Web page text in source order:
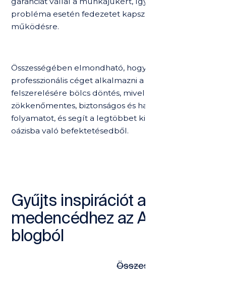
probléma esetén fedezetet kapsz a gondtalan
működésre.
Összességében elmondható, hogy egy
professzionális céget alkalmazni a medence
felszerelésére bölcs döntés, mivel ez biztosítja a
zökkenőmentes, biztonságos és hatékony telepítési
folyamatot, és segít a legtöbbet kihozni a háztáji
oázisba való befektetésedből.
Gyűjts inspirációt a saját
medencédhez az Ampron-
blogból
Összes bejegyzés